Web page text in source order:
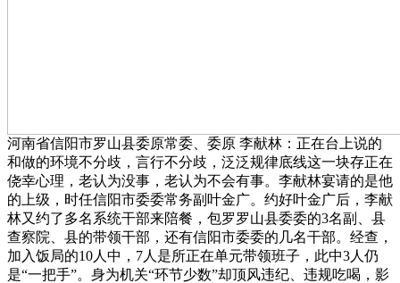
河南省信阳市罗山县委原常委、委原 李献林：正在台上说的
和做的环境不分歧，言行不分歧，泛泛规律底线这一块存正在
侥幸心理，老认为没事，老认为不会有事。李献林宴请的是他
的上级，时任信阳市委委常务副叶金广。约好叶金广后，李献
林又约了多名系统干部来陪餐，包罗罗山县委委的3名副、县
查察院、县的带领干部，还有信阳市委委的几名干部。经查，
加入饭局的10人中，7人是所正在单元带领班子，此中3人仍
是“一把手”。身为机关“环节少数”却顶风违纪、违规吃喝，影